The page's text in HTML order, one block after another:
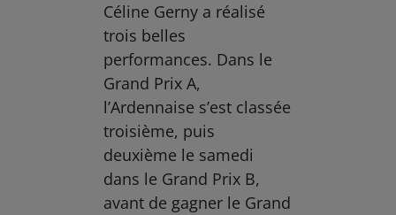
Céline Gerny a réalisé
trois belles
performances. Dans le
Grand Prix A,
l’Ardennaise s’est classée
troisième, puis
deuxième le samedi
dans le Grand Prix B,
avant de gagner le Grand